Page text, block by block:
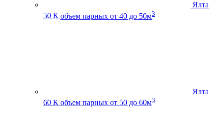
Ялта
50 К объем парных от 40 до 50м3
Ялта
60 К объем парных от 50 до 60м3